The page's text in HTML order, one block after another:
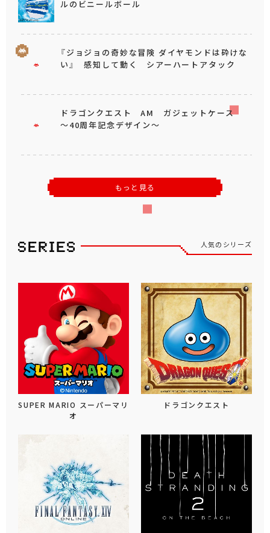
ルのビニールボール
『ジョジョの奇妙な冒険 ダイヤモンドは砕けな
い』 感知して動く シアーハートアタック
ドラゴンクエスト AM ガジェットケース
～40周年記念デザイン～
もっと見る
人気のシリーズ
SUPER MARIO スーパーマリ
オ
ドラゴンクエスト